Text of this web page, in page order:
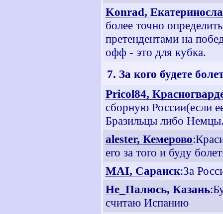
Konrad,
более точно
претендентами на
офф - это для кубка.
7. За кого будете
Pricol84,
сборную России(если
Бразильцы либо
alester, Кемерово
его за того и буду
MAI, Саранск:За
Не_Палюсь, Казань
считаю Испанию